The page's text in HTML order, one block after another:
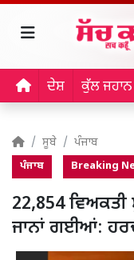
ਦੇਸ਼ ਕੁੱਲ ਜਹਾਨ
ਸੂਬੇ ਪੰਜਾਬ
ਪੰਜਾਬ Breaking
22,854
ਜਾਨਾਂ ਗਈਆਂ: